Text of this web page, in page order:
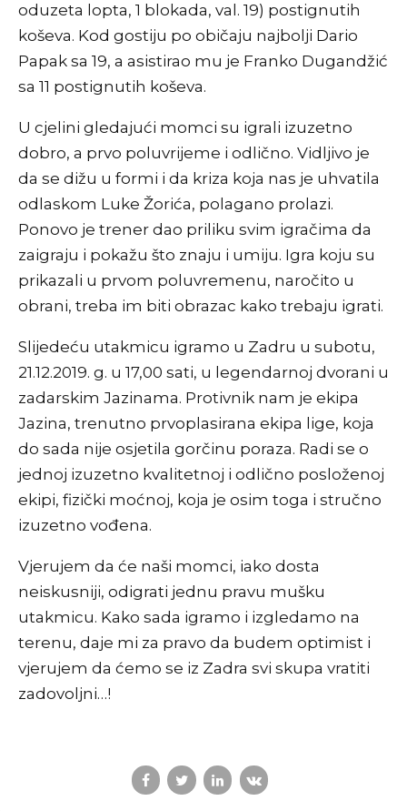
oduzeta lopta, 1 blokada, val. 19) postignutih
koševa. Kod gostiju po običaju najbolji Dario
Papak sa 19, a asistirao mu je Franko Dugandžić
sa 11 postignutih koševa.
U cjelini gledajući momci su igrali izuzetno
dobro, a prvo poluvrijeme i odlično. Vidljivo je
da se dižu u formi i da kriza koja nas je uhvatila
odlaskom Luke Žorića, polagano prolazi.
Ponovo je trener dao priliku svim igračima da
zaigraju i pokažu što znaju i umiju. Igra koju su
prikazali u prvom poluvremenu, naročito u
obrani, treba im biti obrazac kako trebaju igrati.
Slijedeću utakmicu igramo u Zadru u subotu,
21.12.2019. g. u 17,00 sati, u legendarnoj dvorani u
zadarskim Jazinama. Protivnik nam je ekipa
Jazina, trenutno prvoplasirana ekipa lige, koja
do sada nije osjetila gorčinu poraza. Radi se o
jednoj izuzetno kvalitetnoj i odlično posloženoj
ekipi, fizički moćnoj, koja je osim toga i stručno
izuzetno vođena.
Vjerujem da će naši momci, iako dosta
neiskusniji, odigrati jednu pravu mušku
utakmicu. Kako sada igramo i izgledamo na
terenu, daje mi za pravo da budem optimist i
vjerujem da ćemo se iz Zadra svi skupa vratiti
zadovoljni…!